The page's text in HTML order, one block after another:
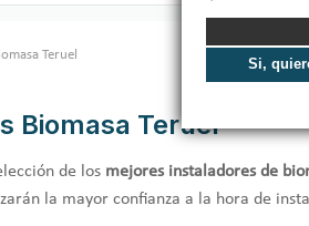
Si,
Teruel
Biomasa Teruel
de los mejores instaladores de
la mayor confianza a la hora de